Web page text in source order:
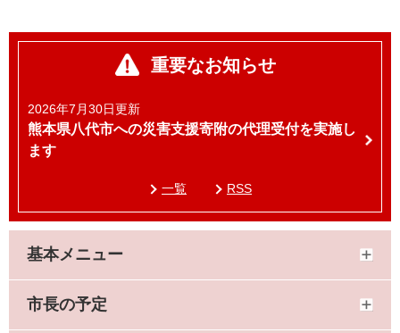
重要なお知らせ
2026年7月30日更新
熊本県八代市への災害支援寄附の代理受付を実施し
ます
一覧 RSS
基本メニュー
市長の予定